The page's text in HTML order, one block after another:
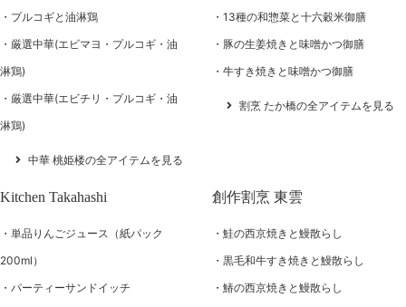
プルコギと油淋鶏
厳選中華(エビマヨ・プルコギ・油
淋鶏)
厳選中華(エビチリ・プルコギ・油
淋鶏)
中華 桃姫楼の全アイテムを見る
13種の和惣菜と十六穀米御膳
豚の生姜焼きと味噌かつ御膳
牛すき焼きと味噌かつ御膳
割烹 たか橋の全アイテムを見る
Kitchen Takahashi
単品りんごジュース（紙パック
200ml）
パーティーサンドイッチ
創作割烹 東雲
鮭の西京焼きと鰻散らし
黒毛和牛すき焼きと鰻散らし
鰆の西京焼きと鰻散らし